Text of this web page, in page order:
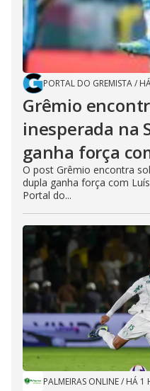
PORTAL DO GREMISTA/
Grêmio
inesperada na
ganha força
O post Grêmio encontra
dupla ganha força com
Portal do...
PALMEIRAS ONLINE/ HÁ 1